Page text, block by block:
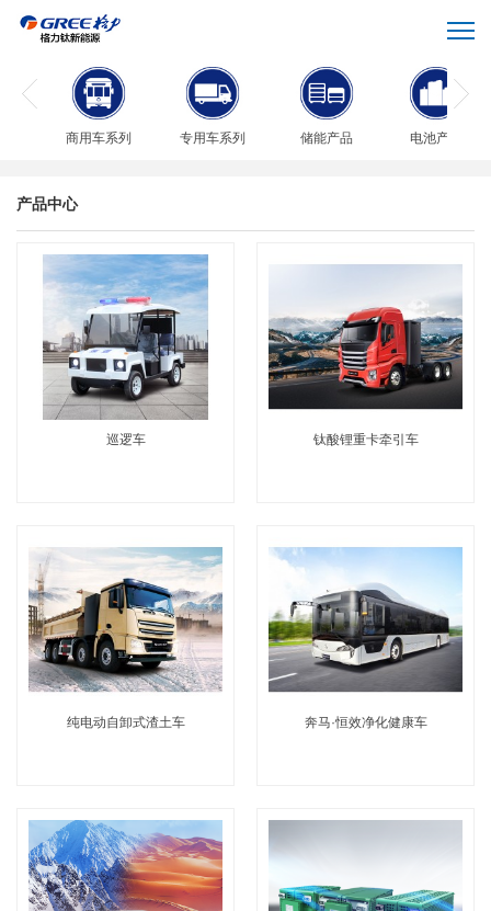
商用车系列 专用车系列 储能产品 电池产品
产品中心
巡逻车 钛酸锂重卡牵引车
纯电动自卸式渣土车 奔马·恒效净化健康车